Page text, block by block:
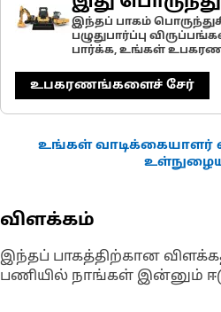
இந்தப் பாகம்
பழுதுபார்ப்பு
பார்க்க, உங்கள்
உபகரணங்களைச் சேர்
உங்கள் வாடிக்கையாளர்
விளக்கம்
இந்தப் பாகத்திற்கான
பணியில் நாங்கள் இன்னும்